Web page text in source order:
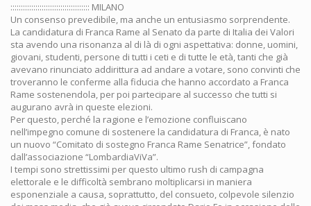
:::::::::::::::::::::::::::::::::::::: MILANO
Un consenso prevedibile, ma anche un entusiasmo sorprendente.
La candidatura di Franca Rame al Senato da parte di Italia dei Valori
sta avendo una risonanza al di là di ogni aspettativa: donne, uomini,
giovani, studenti, persone di tutti i ceti e di tutte le età, tanti che già
avevano rinunciato addirittura ad andare a votare, sono convinti che
troveranno le conferme alla fiducia che hanno accordato a Franca
Rame sostenendola, per poi partecipare al successo che tutti si
augurano avrà in queste elezioni.
Per questo, perché la ragione e l’emozione confluiscano
nell’impegno comune di sostenere la candidatura di Franca, è nato
un nuovo “Comitato di sostegno Franca Rame Senatrice”, fondato
dall’associazione “LombardiaViVa”.
I tempi sono strettissimi per questo ultimo rush di campagna
elettorale e le difficoltà sembrano moltiplicarsi in maniera
esponenziale a causa, soprattutto, del consueto, colpevole silenzio